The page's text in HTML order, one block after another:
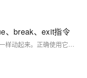
、break、exit指令
使用这些命令可以让你的Shell脚本像有生命一样动起来。正确使用它们，你的脚本就能像一场精心编排的舞蹈剧目，既有旋律的起伏，也有节奏的跳跃，最终以一场惊艳的表演结束。每一个动作、每一个转折点，都准确、优雅地完成所需要表达的逻辑。如此，你的脚本不只是冰冷的代码，它透过终端的界面，跳着有节奏的舞蹈，走进观众——使用者的心中。